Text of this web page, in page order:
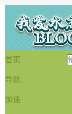
首页
导航
加速